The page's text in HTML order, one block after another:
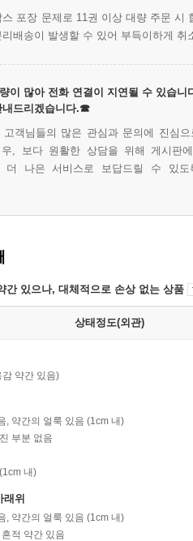
스 포장 문제로 11권 이상 대량 주문
배송이 발생할 수 있어 부득이하게 취
이 많아 전화 연결이 지연될 수 있습니
내드리겠습니다.☎
고객님들의 많은 관심과 문의에 진심
우, 보다 원활한 상담을 위해 게시판
더 나은 서비스로 보답드릴 수 있도
간 있으나, 대체적으로 손상 없는 상품
상태정도(외관)
감 약간 있음)
, 약간의 얼룩 있음 (1cm 내)
부분 없음
내)
위
, 약간의 얼룩 있음 (1cm 내)
적 약간 있음